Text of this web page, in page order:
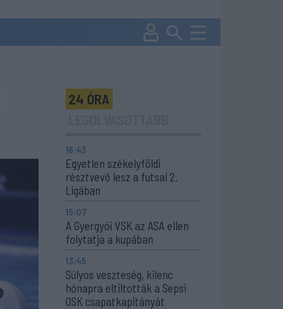
24 ÓRA
16:43
Egyetlen székelyföldi
résztvevő lesz a futsal 2.
Ligában
15:07
A Gyergyói VSK az ASA ellen
folytatja a kupában
13:45
Súlyos veszteség, kilenc
hónapra eltiltották a Sepsi
OSK csapatkapitányát